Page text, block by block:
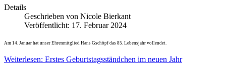
Details
Geschrieben von Nicole Bierkant
Veröffentlicht: 17. Februar 2024
Am 14. Januar hat unser Ehrenmitglied Hans Gschöpf das 85. Lebensjahr vollendet.
Weiterlesen: Erstes Geburtstagsständchen im neuen Jahr